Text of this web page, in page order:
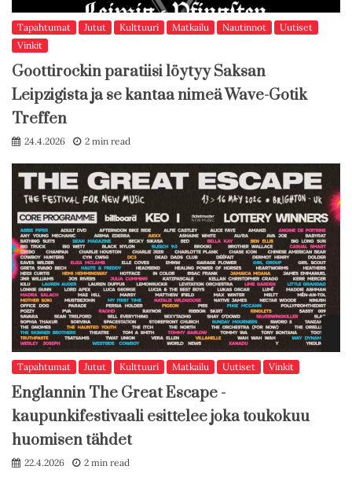
Tapahtumat Jutut Kulttuuri Matkailu Nautinnot
Uutiset
Vinkit
Goottirockin paratiisi löytyy Saksan
Leipzigista ja se kantaa nimeä Wave-Gotik
Treffen
24.4.2026 2 min read
Tapahtumat Jutut Kulttuuri Matkailu Uutiset Vinkit
Englannin The Great Escape -
kaupunkifestivaali esittelee joka toukokuu
huomisen tähdet
22.4.2026 2 min read